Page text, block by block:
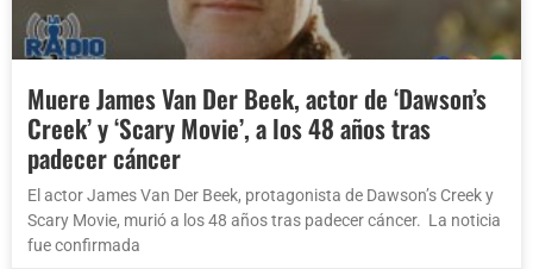
Muere James Van Der Beek, actor de ‘Dawson’s
Creek’ y ‘Scary Movie’, a los 48 años tras
padecer cáncer
El actor James Van Der Beek, protagonista de Dawson’s Creek y
Scary Movie, murió a los 48 años tras padecer cáncer. La noticia
fue confirmada